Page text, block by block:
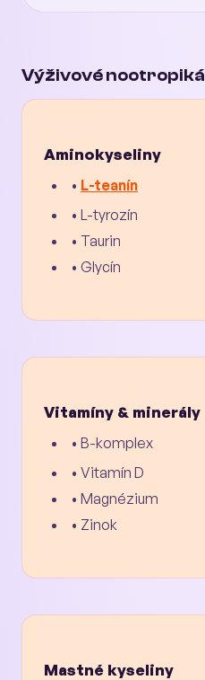
Výživové nootropiká
Aminokyseliny
• L-teanín
• L-tyrozín
• Taurin
• Glycín
Vitamíny & minerály
• B-komplex
• Vitamín D
• Magnézium
• Zinok
Mastné kyseliny